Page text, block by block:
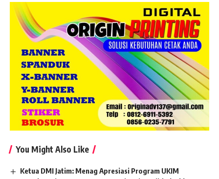
You Might Also Like
Ketua DMI Jatim: Menag Apresiasi Program UKIM